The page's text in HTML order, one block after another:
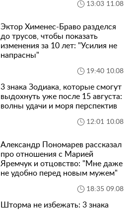
13:03 11.08
Эктор Хименес-Браво разделся
до трусов, чтобы показать
изменения за 10 лет: "Усилия не
напрасны"
19:40 10.08
3 знака Зодиака, которые смогут
выдохнуть уже после 15 августа:
волны удачи и моря перспектив
12:01 10.08
Александр Пономарев рассказал
про отношения с Марией
Яремчук и отцовство: "Мне даже
не удобно перед новым мужем"
18:35 09.08
Шторма не избежать: 3 знака